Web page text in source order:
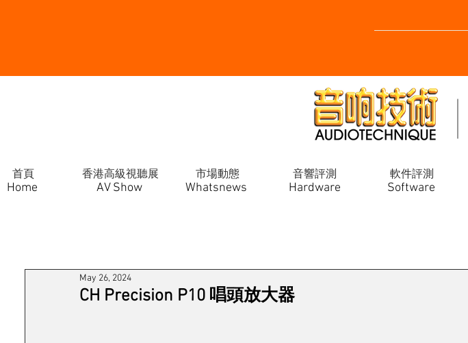
Home
首頁 香港高級視聽展 市場動態 音響評測 軟件評測
AV Show Whatsnews Hardware Software
CH Precision P10 唱頭放大器
May 26, 2024